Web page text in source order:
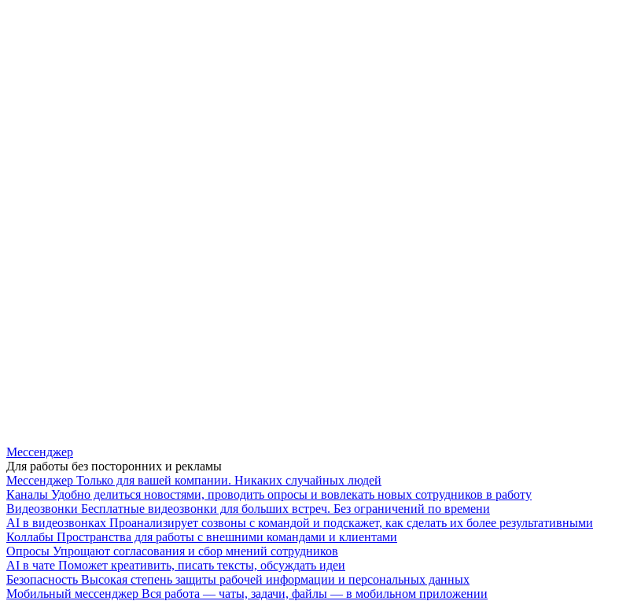
Мессенджер
Для работы без посторонних и рекламы
Мессенджер Только для вашей компании. Никаких случайных людей
Каналы Удобно делиться новостями, проводить опросы и вовлекать новых сотрудников в работу
Видеозвонки Бесплатные видеозвонки для больших встреч. Без ограничений по времени
AI в видеозвонках Проанализирует созвоны с командой и подскажет, как сделать их более результативными
Коллабы Пространства для работы с внешними командами и клиентами
Опросы Упрощают согласования и сбор мнений сотрудников
AI в чате Поможет креативить, писать тексты, обсуждать идеи
Безопасность Высокая степень защиты рабочей информации и персональных данных
Мобильный мессенджер Вся работа — чаты, задачи, файлы — в мобильном приложении